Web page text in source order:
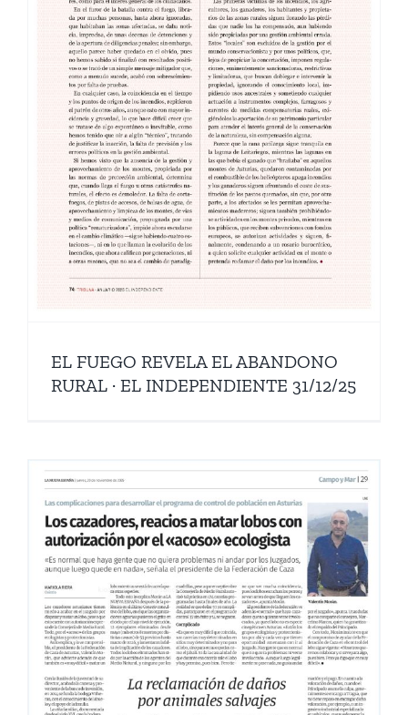
EL FUEGO REVELA EL ABANDONO
RURAL · EL INDEPENDIENTE 31/12/25